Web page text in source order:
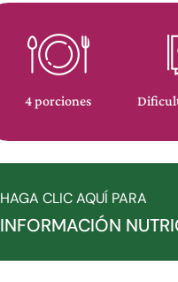
4 porciones
HAGA CLIC AQUÍ PARA
INFORMACIÓN